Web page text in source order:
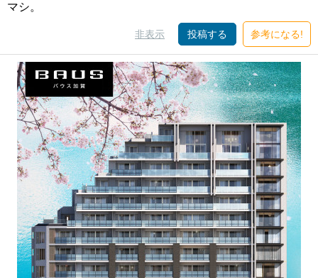
マシ。
非表示 投稿する 参考になる!